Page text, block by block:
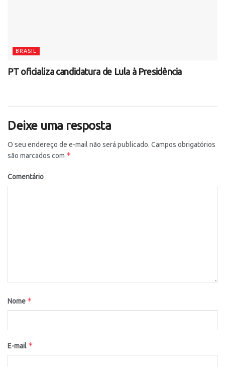
BRASIL
PT oficializa candidatura de Lula à Presidência
Deixe uma resposta
O seu endereço de e-mail não será publicado. Campos obrigatórios
são marcados com *
Comentário
Nome *
E-mail *